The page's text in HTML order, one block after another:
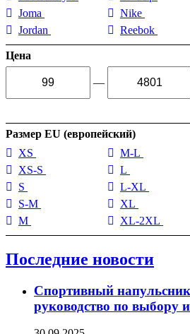
Joma
Jordan
Nike
Reebok
Цена
—
Размер EU (европейский)
XS
XS-S
S
S-M
M
M-L
L
L-XL
XL
XL-2XL
Последние новости
Спортивный
руководство по выбору